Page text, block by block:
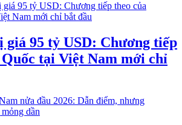
95 tỷ USD: Chương tiếp
tại Việt Nam mới chỉ